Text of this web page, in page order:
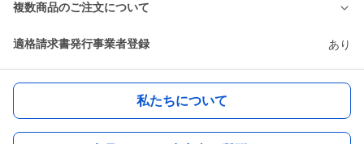
複数商品のご注文について
適格請求書発行事業者登録 あり
私たちについて